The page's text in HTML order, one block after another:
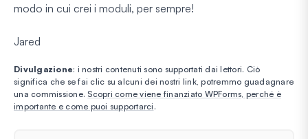
modo in cui crei i moduli, per sempre!
Jared
Divulgazione: i nostri contenuti sono supportati dai lettori. Ciò
significa che se fai clic su alcuni dei nostri link, potremmo guadagnare
una commissione.Scopri come viene finanziato WPForms, perché è
importante e come puoi supportarci .